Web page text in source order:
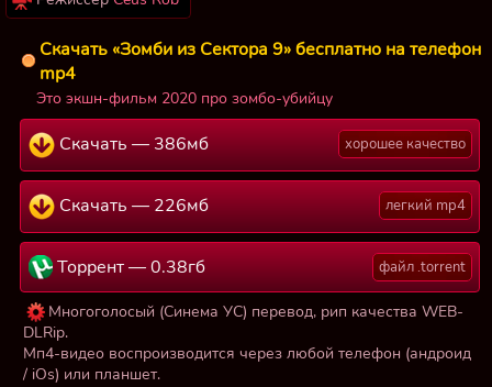
Скачать «Зомби из Сектора 9» бесплатно на телефон
mp4
Это экшн-фильм 2020 про зомбо-убийцу
Скачать — 386мб хорошее качество
Скачать — 226мб легкий mp4
Торрент — 0.38гб файл .torrent
Многоголосый (Синема УС) перевод, рип качества WEB-
DLRip.
Мп4-видео воспроизводится через любой телефон (андроид
/ iOs) или планшет.